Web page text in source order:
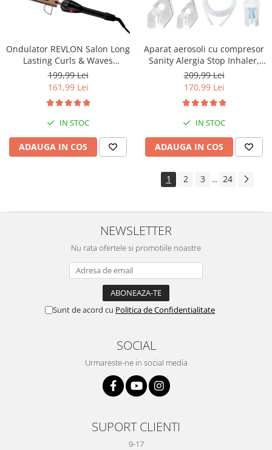
Ondulator REVLON Salon Long
Lasting Curls & Waves
RVIR1159E
199,99 Lei
161,99 Lei
IN STOC
ADAUGA IN COS
Aparat aerosoli cu compresor
Sanity Alergia Stop Inhaler,
MMAD 3 µm, cupa
medicamente 10 ml
209,99 Lei
170,99 Lei
IN STOC
ADAUGA IN COS
1 2 3 ... 24
NEWSLETTER
Nu rata ofertele si promotiile noastre
Sunt de acord cu Politica de Confidentialitate
SOCIAL
Urmareste-ne in social media
SUPORT CLIENTI
9-17